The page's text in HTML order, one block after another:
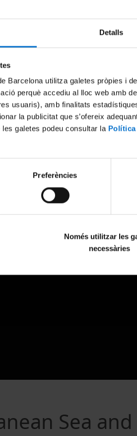
Detalls
Barcelona utilitza galetes pròpies i
perquè accediu al lloc web amb
usuaris), amb finalitats
la publicitat que s’ofereix
galetes podeu consultar la
Preferències
Només utilitzar les
necessàries
Try again
Sea and